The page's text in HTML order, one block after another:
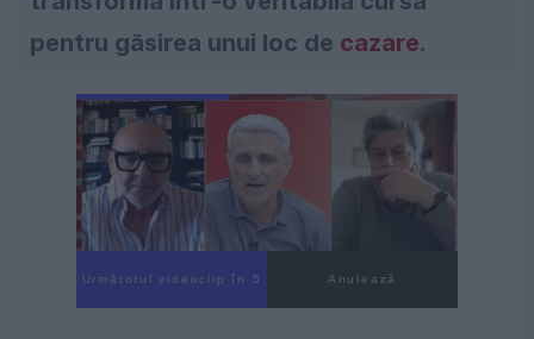
pentru găsirea unui loc de cazare.
Următorul videoclip în 4 Anulează